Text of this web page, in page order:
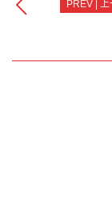
PREV | 上